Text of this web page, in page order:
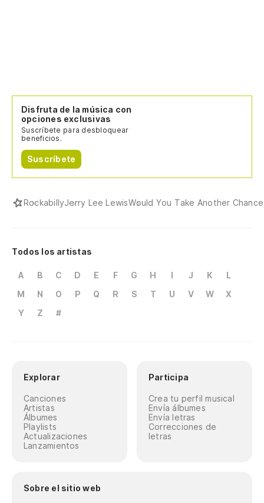
Disfruta de la música con
opciones exclusivas
Suscríbete para desbloquear
beneficios.
Suscríbete
RockabillyJerry Lee LewisWould You Take Another
Todos los artistas
A B C D E F G H I J K
L
M
N O P Q R S T U V W
X
Y
Z #
Explorar
Canciones
Artistas
Álbumes
Playlists
Actualizaciones
Lanzamientos
Participa
Crea tu perfil musical
Envía álbumes
Envía letras
Correcciones de
letras
Sobre el sitio web